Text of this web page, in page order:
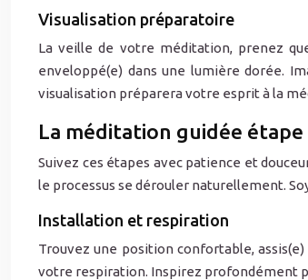
Visualisation préparatoire
La veille de votre méditation, prenez
enveloppé(e) dans une lumière dorée.
visualisation préparera votre esprit à la
La méditation guidée
Suivez ces étapes avec patience et
le processus se dérouler naturellement.
Installation et respiration
Trouvez une position confortable,
votre respiration. Inspirez profondément